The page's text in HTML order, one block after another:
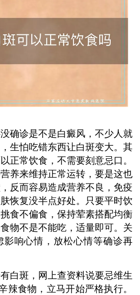
确诊是不是白癜风，不少人就
生怕吃错东西让白斑变大。其
正常饮食，不需要刻意忌口。
养来维持正常运转，要是这也
反而容易造成营养不良，免疫
恢复没半点好处。只要平时饮
食不偏食，保持荤素搭配均衡
物不是不能吃，适量即可。关
影响心情，放松心情等确诊再
白斑，网上查资料说要忌维生
辣食物，立马开始严格执行。